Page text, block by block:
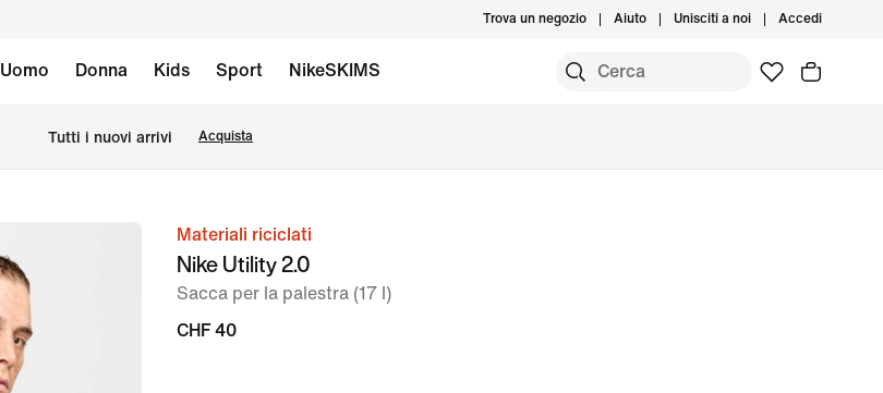
Trova un negozio Aiuto Unisciti a noi Accedi
Uomo Donna Kids Sport NikeSKIMS
Tutti i nuovi arrivi Acquista
immagine
Materiali riciclati
Nike Utility 2.0
Sacca per la palestra (17 l)
CHF 40